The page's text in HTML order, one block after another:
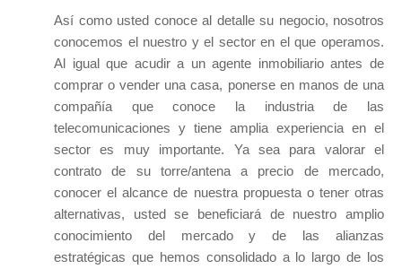
Así como usted conoce al detalle su negocio, nosotros
conocemos el nuestro y el sector en el que operamos.
Al igual que acudir a un agente inmobiliario antes de
comprar o vender una casa, ponerse en manos de una
compañía que conoce la industria de las
telecomunicaciones y tiene amplia experiencia en el
sector es muy importante. Ya sea para valorar el
contrato de su torre/antena a precio de mercado,
conocer el alcance de nuestra propuesta o tener otras
alternativas, usted se beneficiará de nuestro amplio
conocimiento del mercado y de las alianzas
estratégicas que hemos consolidado a lo largo de los